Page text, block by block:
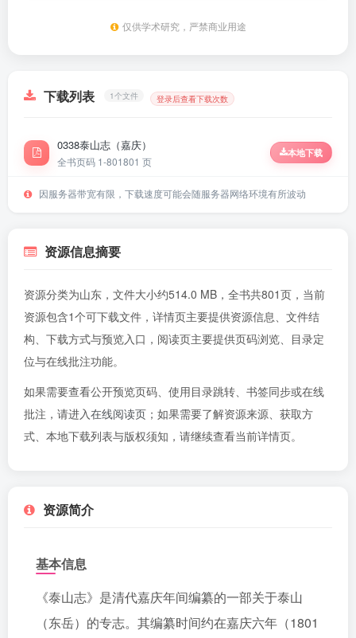
仅供学术研究，严禁商业用途
下载列表 1个文件 登录后查看下载次数
0338泰山志（嘉庆）
全书页码 1-801801 页
本地下载
因服务器带宽有限，下载速度可能会随服务器网络环境有所波动
资源信息摘要
资源分类为山东，文件大小约514.0 MB，全书共801页，当前
资源包含1个可下载文件，详情页主要提供资源信息、文件结
构、下载方式与预览入口，阅读页主要提供页码浏览、目录定
位与在线批注功能。
如果需要查看公开预览页码、使用目录跳转、书签同步或在线
批注，请进入在线阅读页 ；如果需要了解资源来源、获取方
式、本地下载列表与版权须知，请继续查看当前详情页。
资源简介
基本信息
《泰山志》是清代嘉庆年间编纂的一部关于泰山
（东岳）的专志。其编纂时间约在嘉庆六年（1801